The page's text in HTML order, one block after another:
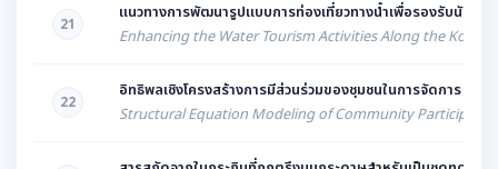
21
แนวทางการพัฒนารูปแบบการท่องเที่ยวทางน้ำเพื่อรองรับนักท่อง
Enhancing the Water Tourism Activities Along the Kok
22
อิทธิพลเชิงโครงสร้างการมีส่วนร่วมของชุมชนในการจัดการ การ
Structural Equation Modeling of Community